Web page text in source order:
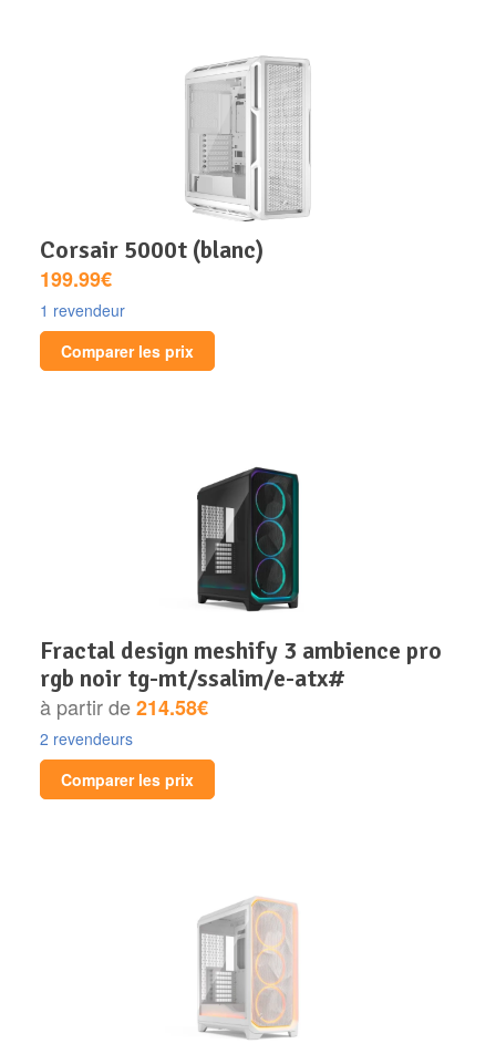
corsair 5000t (blanc)
199.99€
1 revendeur
Comparer les prix
fractal design meshify 3 ambience pro
rgb noir tg-mt/ssalim/e-atx#
à partir de214.58€
2 revendeurs
Comparer les prix